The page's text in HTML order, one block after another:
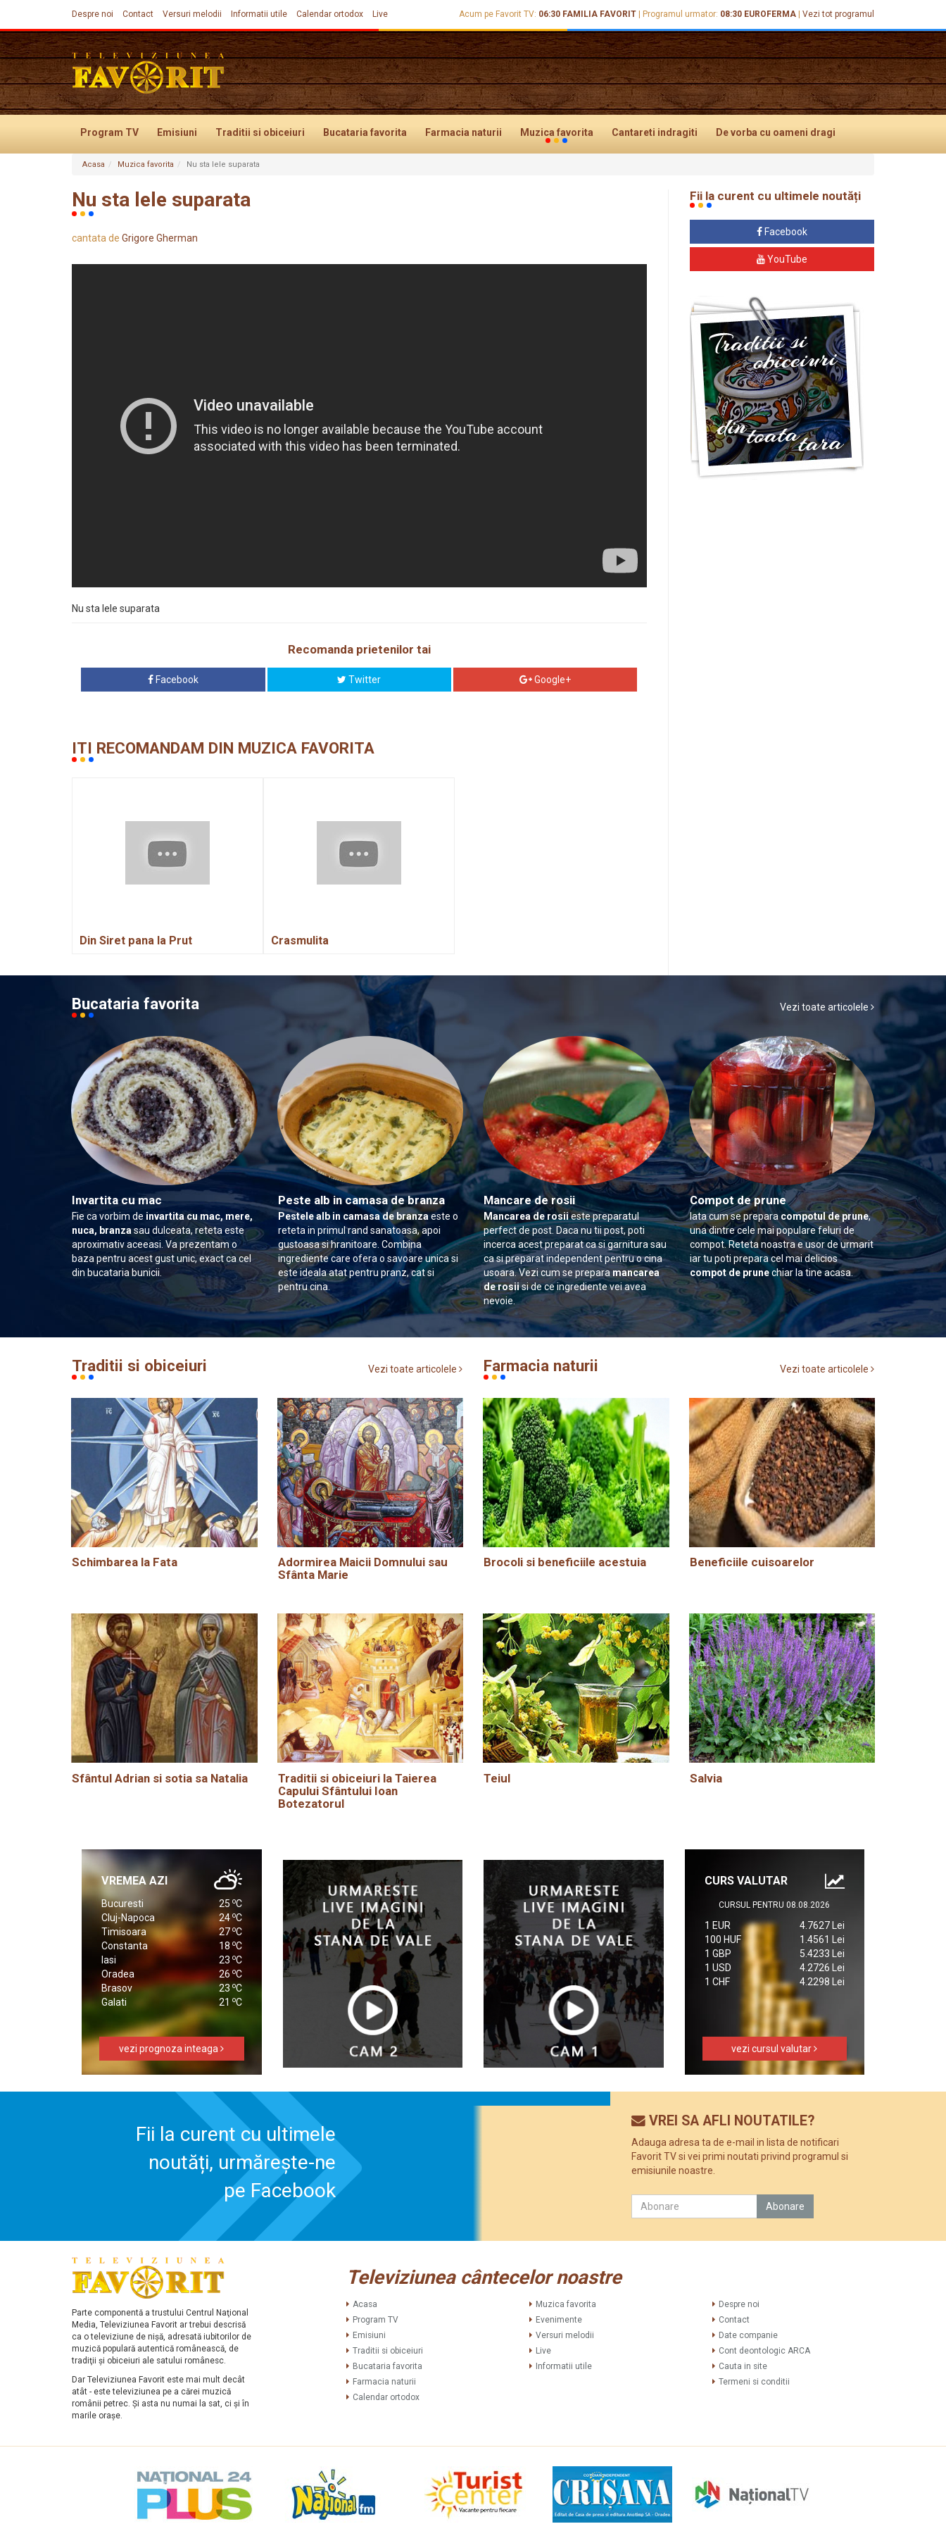
Despre noi Contact Versuri melodii Informatii utile Calendar ortodox Live Acum pe Favorit TV: 06:30 FAMILIA FAVORIT Programul urmator: 08:30 EUROFERMA Vezi tot programul
Program TV Emisiuni Traditii si obiceiuri Bucataria favorita Farmacia naturii Muzica favorita Cantareti indragiti De vorba cu oameni dragi
Evenimente
Acasa Muzica favorita Nu sta lele suparata
Nu sta lele suparata
cantata de Grigore Gherman
Nu sta lele suparata
Recomanda prietenilor tai
Facebook Twitter Google+
ITI RECOMANDAM DIN MUZICA FAVORITA
Din Siret pana la Prut Crasmulita
Fii la curent cu ultimele noutăți
Facebook
YouTube
Bucataria favorita Vezi toate articolele
Invartita cu mac
Fie ca vorbim de invartita cu mac, mere,
nuca, branzasau dulceata, reteta este
aproximativ aceeasi. Va prezentam o
baza pentru acest gust unic, exact ca cel
din bucataria bunicii.
Peste alb in camasa de branza
Pestele alb in camasa de branzaeste o
reteta in primul rand sanatoasa, apoi
gustoasa si hranitoare. Combina
ingrediente care ofera o savoare unica si
este ideala atat pentru pranz, cat si
pentru cina.
Mancare de rosii
Mancarea de rosiieste preparatul
perfect de post. Daca nu tii post, poti
incerca acest preparat ca si garnitura sau
ca si preparat independent pentru o cina
usoara. Vezi cum se prepara mancarea
de rosiisi de ce ingrediente vei avea
nevoie.
Compot de prune
Iata cum se preparacompotul de prune,
una dintre cele mai populare feluri de
compot. Reteta noastra e usor de urmarit
iar tu poti prepara cel mai delicios
compot de prunechiar la tine acasa.
Traditii si obiceiuri Vezi toate articolele
Schimbarea la Fata
Adormirea Maicii Domnului sau
Sfânta Marie
Sfântul Adrian si sotia sa Natalia
Traditii si obiceiuri la Taierea
Capului Sfântului Ioan
Botezatorul
Farmacia naturii Vezi toate articolele
Brocoli si beneficiile acestuia Beneficiile cuisoarelor
Teiul Salvia
VREMEA AZI
Bucuresti 25 oC
Cluj-Napoca
24 oC
Timisoara
27oC
Constanta
18 oC
Iasi
23 oC
Oradea
26 oC
Brasov
23 oC
Galati
21 oC
vezi prognoza inteaga
CURS VALUTAR
CURSUL PENTRU 08.08.2026
1 EUR
4.7627 Lei
100 HUF
1.4561 Lei
1 GBP
5.4233 Lei
1 USD
4.2726 Lei
1 CHF
4.2298 Lei
vezi cursul valutar
Fii la curent cu ultimele
noutăți, urmărește-ne
pe Facebook
VREI SA AFLI NOUTATILE?
Adauga adresa ta de e-mail in lista de notificari
Favorit TV si vei primi noutati privind programul si
emisiunile noastre.
Parte componentă a trustului Centrul Naţional
Media, Televiziunea Favorit ar trebui descrisă
ca o televiziune de nişă, adresată iubitorilor de
muzică populară autentică românească, de
tradiţii şi obiceiuri ale satului românesc.
Dar Televiziunea Favorit este mai mult decât
atât - este televiziunea pe a cărei muzică
românii petrec. Şi asta nu numai la sat, ci şi în
marile oraşe.
Televiziunea cântecelor noastre
Acasa
Program TV
Emisiuni
Traditii si obiceiuri
Bucataria favorita
Farmacia naturii
Calendar ortodox
Muzica favorita
Evenimente
Versuri melodii
Live
Informatii utile
Despre noi
Contact
Date companie
Cont deontologic ARCA
Cauta in site
Termeni si conditii